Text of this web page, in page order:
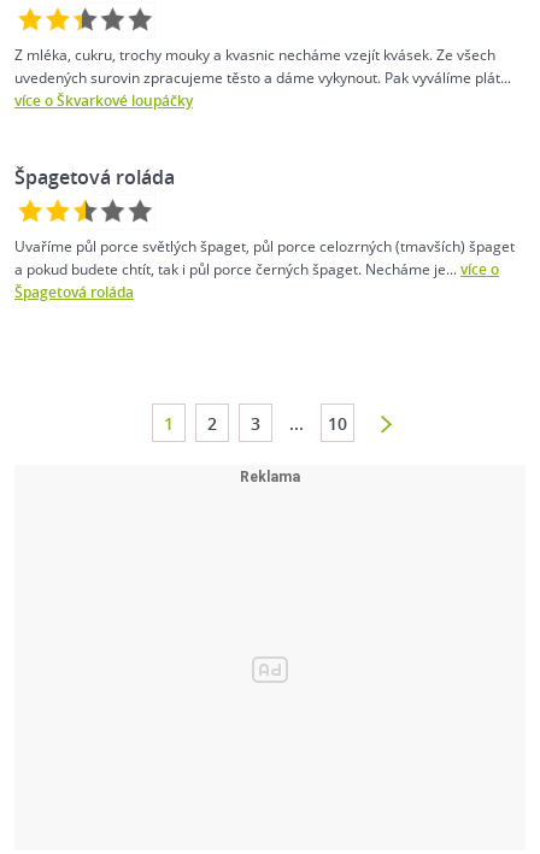
Z mléka, cukru, trochy mouky a kvasnic necháme vzejít kvásek. Ze všech
uvedených surovin zpracujeme těsto a dáme vykynout. Pak vyválíme plát...
více o Škvarkové loupáčky
Špagetová roláda
Uvaříme půl porce světlých špaget, půl porce celozrných (tmavších) špaget
a pokud budete chtít, tak i půl porce černých špaget. Necháme je...více o
Špagetová roláda
1 2 3 ... 10